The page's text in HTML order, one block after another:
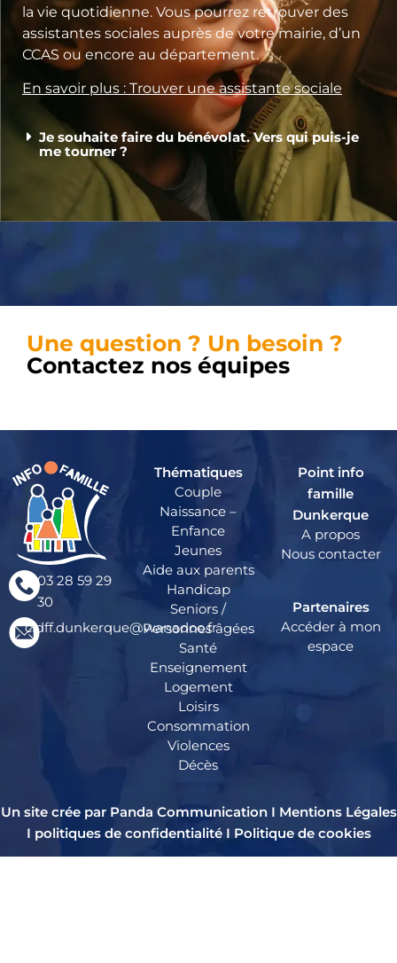
la vie quotidienne. Vous pourrez retrouver des
assistantes sociales auprès de votre mairie, d’un
CCAS ou encore au département.
En savoir plus : Trouver une assistante sociale
Je souhaite faire du bénévolat. Vers qui puis-je
me tourner ?
Une question ? Un besoin ?
Contactez nos équipes
03 28 59 29
30
cidff.dunkerque@wanadoo.fr
Thématiques
Couple
Naissance –
Enfance
Jeunes
Aide aux parents
Handicap
Seniors /
Personnes âgées
Santé
Enseignement
Logement
Loisirs
Consommation
Violences
Décès
Point info
famille
Dunkerque
A propos
Nous contacter
Partenaires
Accéder à mon
espace
Un site crée par Panda Communication I Mentions Légales
I politiques de confidentialitéI Politique de cookies